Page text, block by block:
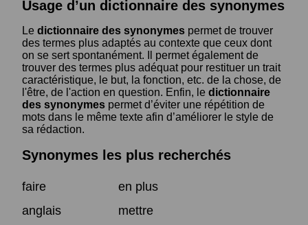
Usage d’un dictionnaire des synonymes
Le dictionnaire des synonymes permet de trouver
des termes plus adaptés au contexte que ceux dont
on se sert spontanément. Il permet également de
trouver des termes plus adéquat pour restituer un trait
caractéristique, le but, la fonction, etc. de la chose, de
l'être, de l'action en question. Enfin, le dictionnaire
des synonymes permet d’éviter une répétition de
mots dans le même texte afin d’améliorer le style de
sa rédaction.
Synonymes les plus recherchés
faire
en plus
anglais
mettre